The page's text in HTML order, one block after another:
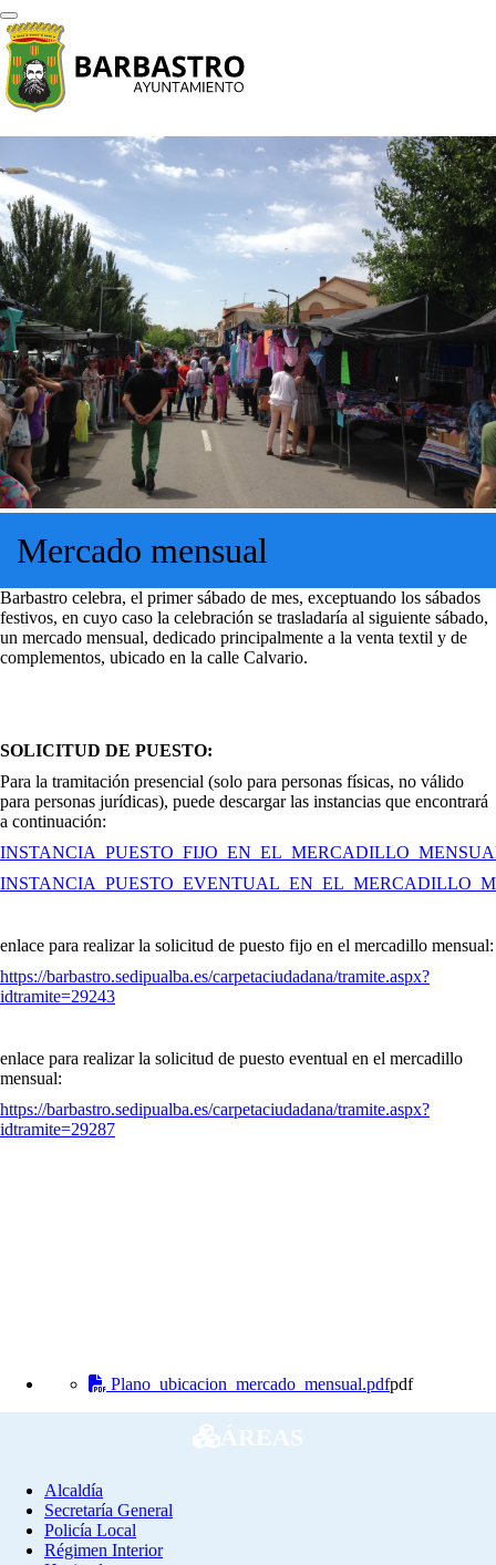
Mercado mensual
Barbastro celebra, el primer sábado de mes, exceptuando los sábados
festivos, en cuyo caso la celebración se trasladaría al siguiente sábado,
un mercado mensual, dedicado principalmente a la venta textil y de
complementos, ubicado en la calle Calvario.
SOLICITUD DE PUESTO:
Para la tramitación presencial (solo para personas físicas, no válido
para personas jurídicas), puede descargar las instancias que encontrará
a continuación:
enlace para realizar la solicitud de puesto fijo en el mercadillo mensual:
https://barbastro.sedipualba.es/carpetaciudadana/tramite.aspx?
idtramite=29243
enlace para realizar la solicitud de puesto eventual en el mercadillo
mensual:
https://barbastro.sedipualba.es/carpetaciudadana/tramite.aspx?
idtramite=29287
Plano_ubicacion_mercado_mensual.pdfpdf
ÁREAS
Alcaldía
Secretaría General
Policía Local
Régimen Interior